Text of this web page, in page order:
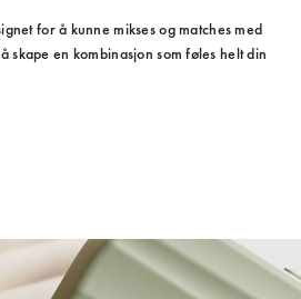
for å kunne mikses og matches med
skape en kombinasjon som føles helt din